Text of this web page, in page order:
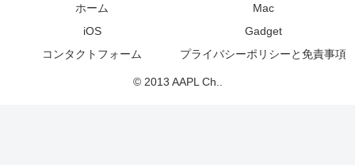
ホーム
Mac
iOS
Gadget
コンタクトフォーム
プライバシーポリシーと免責事項
© 2013 AAPL Ch..